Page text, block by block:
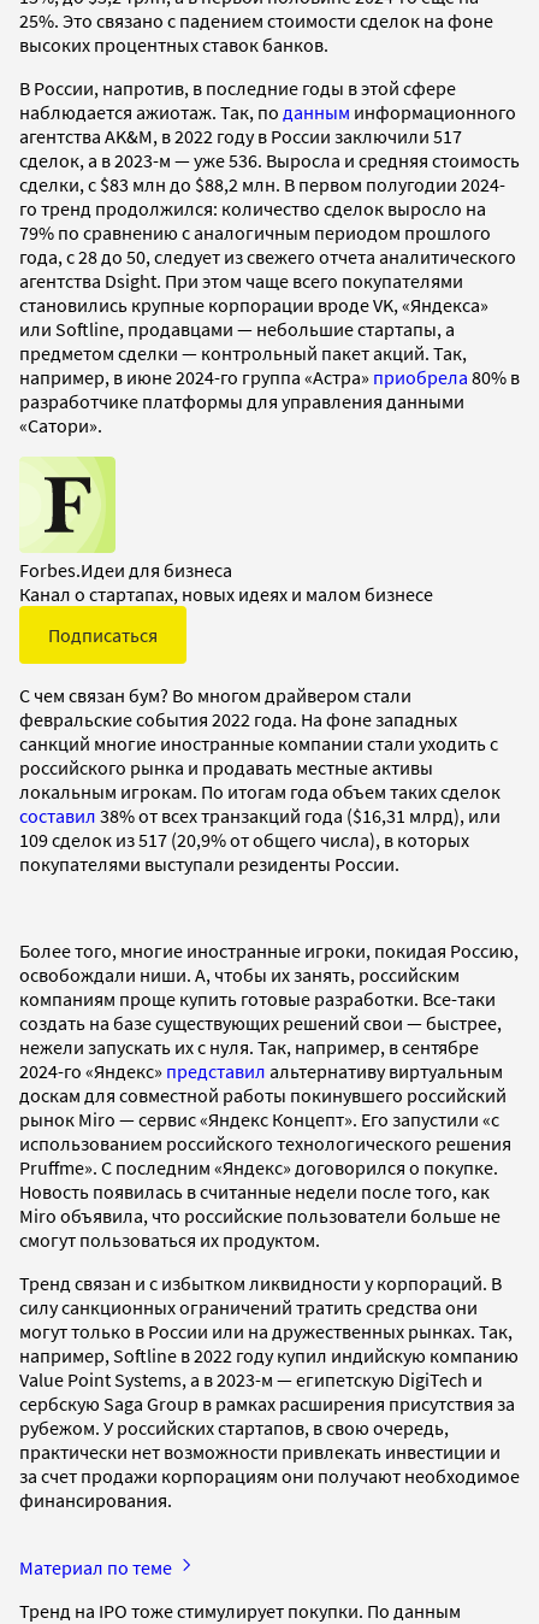
25%. Это связано с падением стоимости сделок на фоне
высоких процентных ставок банков.
В России, напротив, в последние годы в этой сфере
наблюдается ажиотаж. Так, по данным информационного
агентства AK&M, в 2022 году в России заключили 517
сделок, а в 2023-м — уже 536. Выросла и средняя стоимость
сделки, с $83 млн до $88,2 млн. В первом полугодии 2024-
го тренд продолжился: количество сделок выросло на
79% по сравнению с аналогичным периодом прошлого
года, с 28 до 50, следует из свежего отчета аналитического
агентства Dsight. При этом чаще всего покупателями
становились крупные корпорации вроде VK, «Яндекса»
или Softline, продавцами — небольшие стартапы, а
предметом сделки — контрольный пакет акций. Так,
например, в июне 2024-го группа «Астра» приобрела 80% в
разработчике платформы для управления данными
«Сатори».
Forbes.Идеи для бизнеса
Канал о стартапах, новых идеях и малом бизнесе
Подписаться
С чем связан бум? Во многом драйвером стали
февральские события 2022 года. На фоне западных
санкций многие иностранные компании стали уходить с
российского рынка и продавать местные активы
локальным игрокам. По итогам года объем таких сделок
составил 38% от всех транзакций года ($16,31 млрд), или
109 сделок из 517 (20,9% от общего числа), в которых
покупателями выступали резиденты России.
Более того, многие иностранные игроки, покидая Россию,
освобождали ниши. А, чтобы их занять, российским
компаниям проще купить готовые разработки. Все-таки
создать на базе существующих решений свои — быстрее,
нежели запускать их с нуля. Так, например, в сентябре
2024-го «Яндекс» представил альтернативу виртуальным
доскам для совместной работы покинувшего российский
рынок Miro — сервис «Яндекс Концепт». Его запустили «с
использованием российского технологического решения
Pruffme». С последним «Яндекс» договорился о покупке.
Новость появилась в считанные недели после того, как
Miro объявила, что российские пользователи больше не
смогут пользоваться их продуктом.
Тренд связан и с избытком ликвидности у корпораций. В
силу санкционных ограничений тратить средства они
могут только в России или на дружественных рынках. Так,
например, Softline в 2022 году купил индийскую компанию
Value Point Systems, а в 2023-м — египетскую DigiTech и
сербскую Saga Group в рамках расширения присутствия за
рубежом. У российских стартапов, в свою очередь,
практически нет возможности привлекать инвестиции и
за счет продажи корпорациям они получают необходимое
финансирования.
Материал по теме
Тренд на IPO тоже стимулирует покупки. По данным